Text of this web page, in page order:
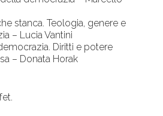
stanca. Teologia, genere e
– Lucia Vantini
Diritti e potere
– Donata Horak